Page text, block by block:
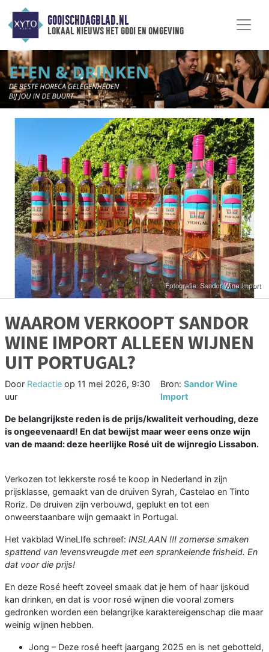
GOOISCHDAGBLAD.NL
lokaal nieuws het gooi en omgeving
WAAROM VERKOOPT SANDOR
WINE IMPORT ALLEEN WIJNEN
UIT PORTUGAL?
Door Redactie op 11 mei 2026, 9:30
uur
Bron: Sandor Wine
Import
De belangrijkste reden is de prijs/kwaliteit verhouding, deze
is ongeevenaard! En dat bewijst maar weer eens onze wijn
van de maand: deze heerlijke Rosé uit de wijnregio Lissabon.
Verkozen tot lekkerste rosé te koop in Nederland in zijn
prijsklasse, gemaakt van de druiven Syrah, Castelao en Tinto
Roriz. De druiven zijn verbouwd, geplukt en tot een
onweerstaanbare wijn gemaakt in Portugal.
Het vakblad WineLIfe schreef: INSLAAN !!! zomerse smaken
spattend van levensvreugde met een sprankelende frisheid. En
dat voor die prijs!
En deze Rosé heeft zoveel smaak dat je hem of haar ijskoud
kan drinken, en dat is voor rosé wijnen die vooral zomers
gedronken worden een belangrijke karaktereigenschap die maar
weinig wijnen hebben.
Jong – Deze rosé heeft jaargang 2025 en is net gebotteld,